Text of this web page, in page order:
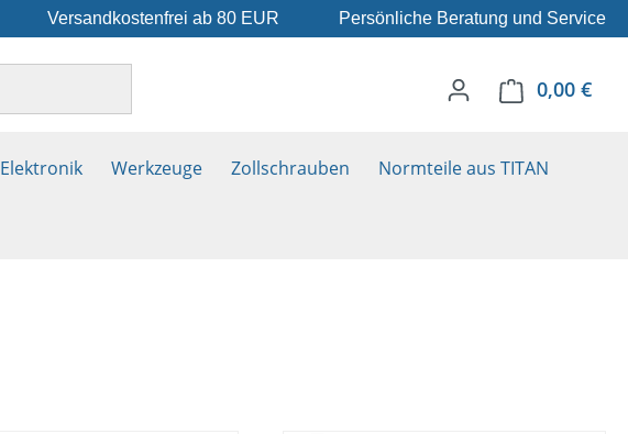
Versandkostenfrei ab 80 EUR Persönliche Beratung und Service
0,00 €
Werkzeuge Zollschrauben Normteile aus TITAN